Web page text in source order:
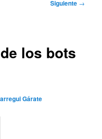
Siguiente →
los bots
Gárate